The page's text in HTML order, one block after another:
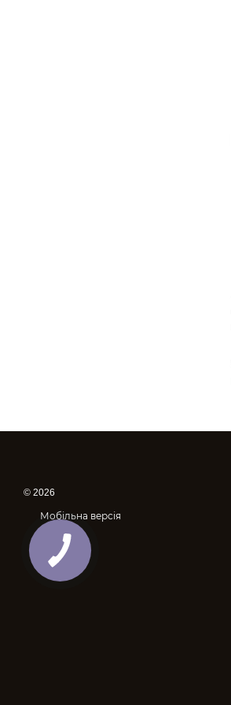
© 2026
Мобільна версія